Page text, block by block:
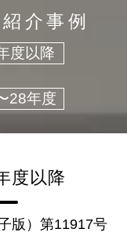
介事例
度以降
28年度
度以降
版）第11917号